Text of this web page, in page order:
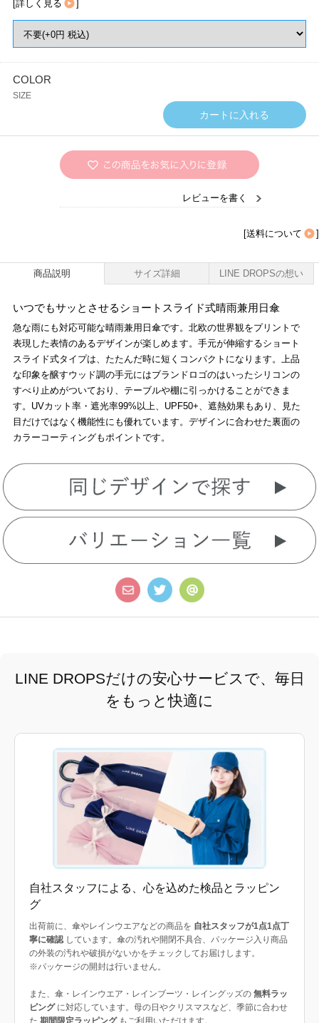
[詳しく見る ]
COLOR
SIZE
レビューを書く
[送料について ]
商品説明 サイズ詳細 LINE DROPSの想い
いつでもサッとさせるショートスライド式晴雨兼用日傘
急な雨にも対応可能な晴雨兼用日傘です。北欧の世界観をプリントで
表現した表情のあるデザインが楽しめます。手元が伸縮するショート
スライド式タイプは、たたんだ時に短くコンパクトになります。上品
な印象を醸すウッド調の手元にはブランドロゴのはいったシリコンの
すべり止めがついており、テーブルや棚に引っかけることができま
す。UVカット率・遮光率99%以上、UPF50+、遮熱効果もあり、見た
目だけではなく機能性にも優れています。デザインに合わせた裏面の
カラーコーティングもポイントです。
LINE DROPSだけの安心サービスで、毎日
をもっと快適に
自社スタッフによる、心を込めた検品とラッピン
グ
出荷前に、傘やレインウエアなどの商品を 自社スタッフが1点1点丁
寧に確認 しています。傘の汚れや開閉不具合、パッケージ入り商品
の外装の汚れや破損がないかをチェックしてお届けします。
※パッケージの開封は行いません。
また、傘・レインウエア・レインブーツ・レイングッズの 無料ラッ
ピングに対応しています。母の日やクリスマスなど、季節に合わせ
た 期間限定ラッピングもご利用いただけます。